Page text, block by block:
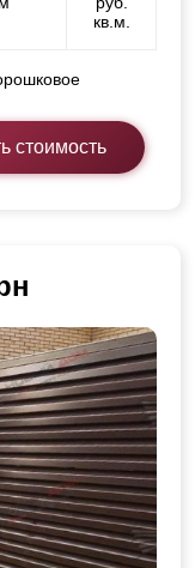
кв.м.
стоимость